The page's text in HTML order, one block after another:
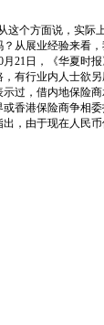
这个方面说，实际
从展业经验来看
21日，《华夏时
有行业内人士欲
过，借内地保险
香港保险商争相
，由于现在人民